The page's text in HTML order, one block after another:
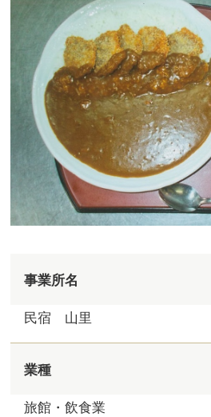
事業所名
民宿 山里
業種
旅館・飲食業